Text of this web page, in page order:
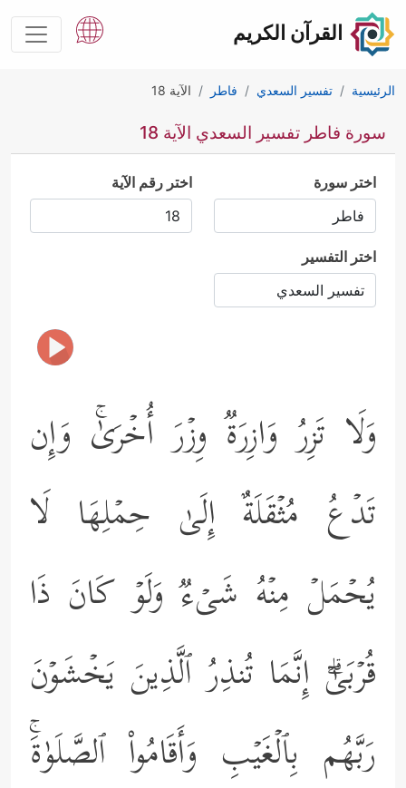
القرآن الكريم
الرئيسية تفسير السعدي فاطر الآية 18
سورة فاطر تفسير السعدي الآية 18
اختر سورة اختر رقم الآية
اختر التفسير
وَلَا تَزِرُ وَازِرَةࣱ وِزۡرَ أُخۡرَىٰۚ وَإِن
تَدۡعُ مُثۡقَلَةٌ إِلَىٰ حِمۡلِهَا لَا
یُحۡمَلۡ مِنۡهُ شَیۡءࣱ وَلَوۡ كَانَ ذَا
قُرۡبَىٰۤۗ إِنَّمَا تُنذِرُ ٱلَّذِینَ یَخۡشَوۡنَ
رَبَّهُم بِٱلۡغَیۡبِ وَأَقَامُواْ ٱلصَّلَوٰةَۚ